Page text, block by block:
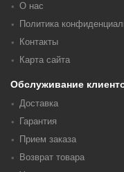
О нас
Политика
Контакты
Карта сайта
Обслуживание
Доставка
Гарантия
Прием заказа
Возврат товара